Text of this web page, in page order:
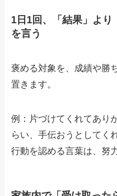
1日1回、「結果」より
を言う
褒める対象を、成績や勝
置きます。
例：片づけてくれてあり
らい、手伝おうとしてく
行動を認める言葉は、努